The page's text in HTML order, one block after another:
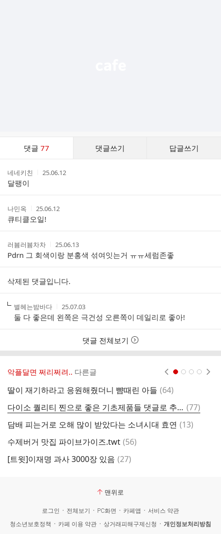
댓글77 댓글쓰기 답글쓰기
스
작
성
자
네네키친
작
간
25.06.12
달팽이
작
성
자
나민옥
작
성
시
간
25.06.12
큐티클오일!
작
성
자
러븀러븀차차
작
성
시
간
25.06.13
Pdrn 그 회색이랑 분홍색 섞여잇는거 ㅠㅠ세럼존좋
삭제된 댓글입니다.
작
성
자
별헤는밤바다
작
성
시
간
25.07.03
둘 다 좋은데 왼쪽은 극건성 오른쪽이 데일리로 좋아!
댓글 전체보기
악플달면 쩌리쩌려.. 다른글
딸이 재기하라고 응원해줬더니 뺨때린 아들 댓
(64)
다이소 퀄리티 찐으로 좋은 기초제품들 댓글로 추천하고 가는 글 댓
글
(77)
담배 피는거로 오해 많이 받았다는 소녀시대 효연 댓
(13)
수제버거 맛집 파이브가이즈.twt 댓
(56)
[트윗]이재명 과사 3000장 있음 댓
(27)
맨위로
로그인 전체보기 PC화면 카페앱
서비스 약관
청소년보호정책
카페 이용 약관 상거래피해구제신청 개인정보처리방침